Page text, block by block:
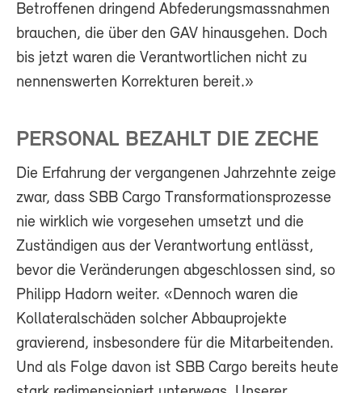
Betroffenen dringend Abfederungsmassnahmen
brauchen, die über den GAV hinausgehen. Doch
bis jetzt waren die Verantwortlichen nicht zu
nennenswerten Korrekturen bereit.»
PERSONAL BEZAHLT DIE ZECHE
Die Erfahrung der vergangenen Jahrzehnte zeige
zwar, dass SBB Cargo Transformationsprozesse
nie wirklich wie vorgesehen umsetzt und die
Zuständigen aus der Verantwortung entlässt,
bevor die Veränderungen abgeschlossen sind, so
Philipp Hadorn weiter. «Dennoch waren die
Kollateralschäden solcher Abbauprojekte
gravierend, insbesondere für die Mitarbeitenden.
Und als Folge davon ist SBB Cargo bereits heute